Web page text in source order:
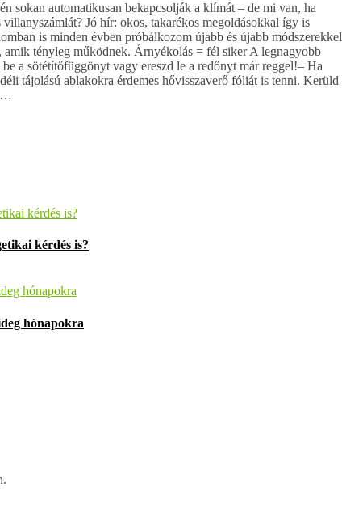
sokan automatikusan bekapcsolják a klímát – de mi van, ha
Jó hír: okos, takarékos megoldásokkal így is
is minden évben próbálkozom újabb és újabb módszerekkel
amik tényleg működnek. Árnyékolás = fél siker A legnagyobb
a sötétítőfüggönyt vagy ereszd le a redőnyt már reggel!– Ha
tájolású ablakokra érdemes hővisszaverő fóliát is tenni. Kerüld
kérdés is?
hónapokra